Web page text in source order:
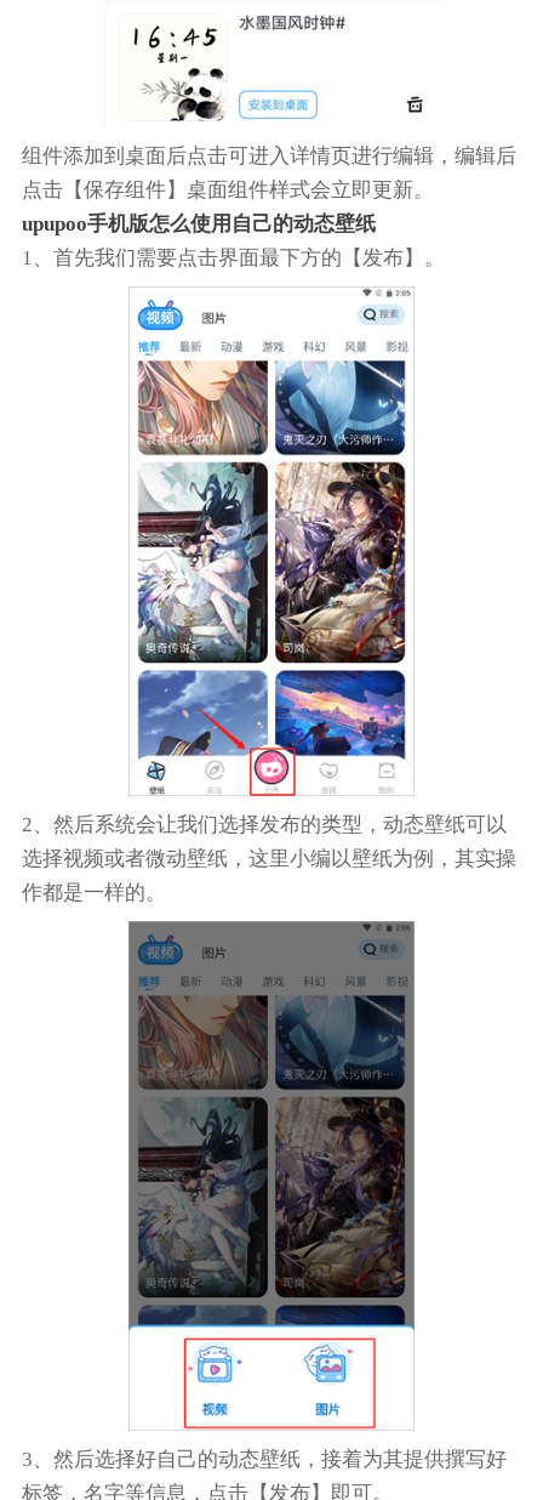
组件添加到桌面后点击可进入详情页进行编辑，编辑后
点击【保存组件】桌面组件样式会立即更新。
upupoo手机版怎么使用自己的动态壁纸
1、首先我们需要点击界面最下方的【发布】。
2、然后系统会让我们选择发布的类型，动态壁纸可以
选择视频或者微动壁纸，这里小编以壁纸为例，其实操
作都是一样的。
3、然后选择好自己的动态壁纸，接着为其提供撰写好
标签，名字等信息，点击【发布】即可。